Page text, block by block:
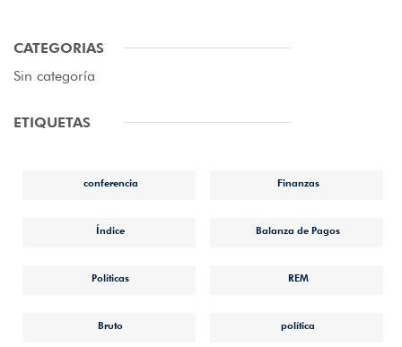
CATEGORIAS
Sin categoría
ETIQUETAS
conferencia Finanzas
Índice Balanza de Pagos
Políticas REM
Bruto política